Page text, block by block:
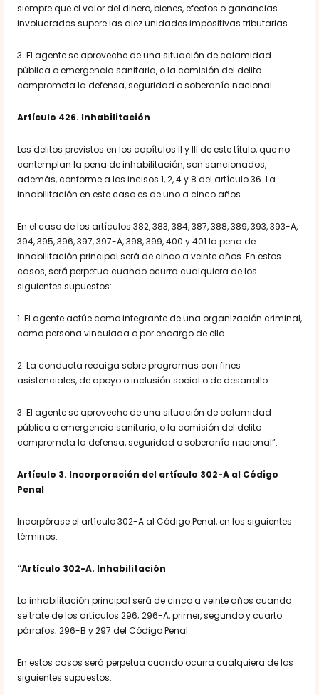
siempre que el valor del dinero, bienes, efectos o ganancias
involucrados supere las diez unidades impositivas tributarias.
3. El agente se aproveche de una situación de calamidad
pública o emergencia sanitaria, o la comisión del delito
comprometa la defensa, seguridad o soberanía nacional.
Artículo 426. Inhabilitación
Los delitos previstos en los capítulos II y III de este título, que no
contemplan la pena de inhabilitación, son sancionados,
además, conforme a los incisos 1, 2, 4 y 8 del artículo 36. La
inhabilitación en este caso es de uno a cinco años.
En el caso de los artículos 382, 383, 384, 387, 388, 389, 393, 393-A,
394, 395, 396, 397, 397-A, 398, 399, 400 y 401 la pena de
inhabilitación principal será de cinco a veinte años. En estos
casos, será perpetua cuando ocurra cualquiera de los
siguientes supuestos:
1. El agente actúe como integrante de una organización criminal,
como persona vinculada o por encargo de ella.
2. La conducta recaiga sobre programas con fines
asistenciales, de apoyo o inclusión social o de desarrollo.
3. El agente se aproveche de una situación de calamidad
pública o emergencia sanitaria, o la comisión del delito
comprometa la defensa, seguridad o soberanía nacional”.
Artículo 3. Incorporación del artículo 302-A al Código
Penal
Incorpórase el artículo 302-A al Código Penal, en los siguientes
términos:
“Artículo 302-A. Inhabilitación
La inhabilitación principal será de cinco a veinte años cuando
se trate de los artículos 296; 296-A, primer, segundo y cuarto
párrafos; 296-B y 297 del Código Penal.
En estos casos será perpetua cuando ocurra cualquiera de los
siguientes supuestos: